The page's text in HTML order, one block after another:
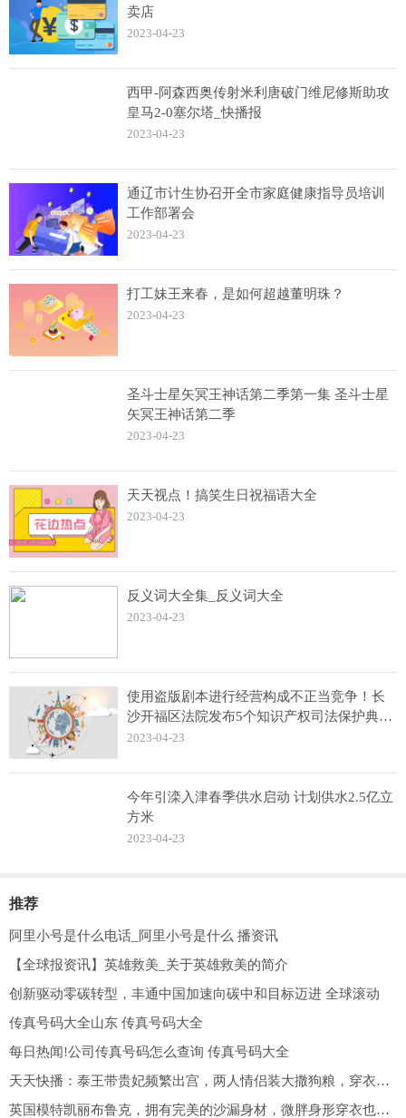
卖店
2023-04-23
西甲-阿森西奥传射米利唐破门维尼修斯助攻
皇马2-0塞尔塔_快播报
2023-04-23
通辽市计生协召开全市家庭健康指导员培训
工作部署会
2023-04-23
打工妹王来春，是如何超越董明珠？
2023-04-23
圣斗士星矢冥王神话第二季第一集 圣斗士星
矢冥王神话第二季
2023-04-23
天天视点！搞笑生日祝福语大全
2023-04-23
反义词大全集_反义词大全
2023-04-23
使用盗版剧本进行经营构成不正当竞争！长
沙开福区法院发布5个知识产权司法保护典型
案例
2023-04-23
今年引滦入津春季供水启动 计划供水2.5亿立
方米
2023-04-23
推荐
阿里小号是什么电话_阿里小号是什么 播资讯
【全球报资讯】英雄救美_关于英雄救美的简介
创新驱动零碳转型，丰通中国加速向碳中和目标迈进 全球滚动
传真号码大全山东 传真号码大全
每日热闻!公司传真号码怎么查询 传真号码大全
天天快播：泰王带贵妃频繁出宫，两人情侣装大撒狗粮，穿衣太时髦惹王子紧盯
英国模特凯丽布鲁克，拥有完美的沙漏身材，微胖身形穿衣也时髦